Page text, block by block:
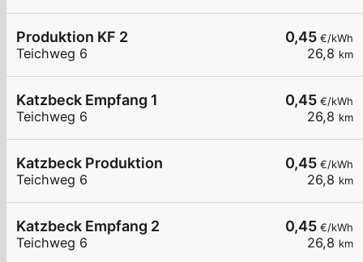
0,45 €/kWh
26,8 km
Produktion KF 2
Teichweg 6
0,45 €/kWh
26,8 km
Katzbeck Empfang 1
Teichweg 6
0,45 €/kWh
26,8 km
Katzbeck Produktion
Teichweg 6
0,45 €/kWh
26,8 km
Katzbeck Empfang 2
Teichweg 6